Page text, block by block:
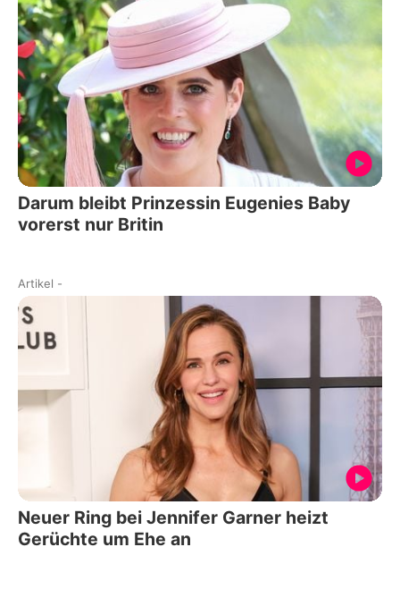
Darum bleibt Prinzessin Eugenies Baby
vorerst nur Britin
Artikel -
Neuer Ring bei Jennifer Garner heizt
Gerüchte um Ehe an